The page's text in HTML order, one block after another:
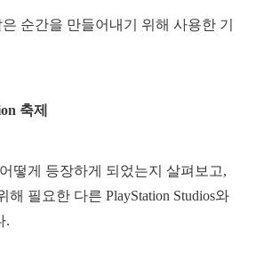
순간을 만들어내기 위해 사용한 기
축제
떻게 등장하게 되었는지 살펴보고,
필요한 다른 PlayStation Studios와
.